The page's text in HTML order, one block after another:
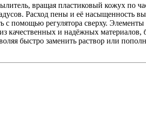
вращая пластиковый кожух по
Расход пены и её насыщенность вы
с помощью регулятора сверху. Элементы
качественных и надёжных материалов,
быстро заменить раствор или